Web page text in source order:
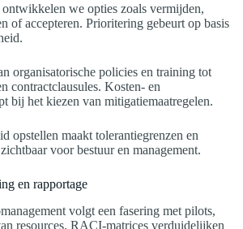
we opties zoals vermijden,
of accepteren. Prioritering gebeurt op basis
organisatorische policies en training tot
contractclausules. Kosten- en
bij het kiezen van mitigatiemaatregelen.
opstellen maakt tolerantiegrenzen en
voor bestuur en management.
en rapportage
volgt een fasering met pilots,
resources. RACI-matrices verduidelijken